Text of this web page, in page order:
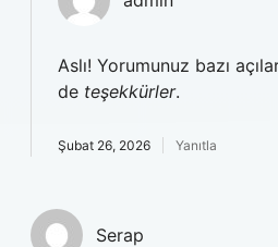
Aslı! Yorumunuz bazı
de teşekkürler.
Şubat 26, 2026 Yanıtla
Serap